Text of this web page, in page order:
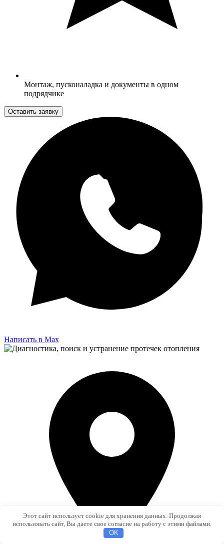
Монтаж, пусконаладка и документы в одном
подрядчике
Оставить заявку
Написать в Max
Этот сайт использует cookie для хранения данных. Продолжая
использовать сайт, Вы даете свое согласие на работу с этими файлами.
OK